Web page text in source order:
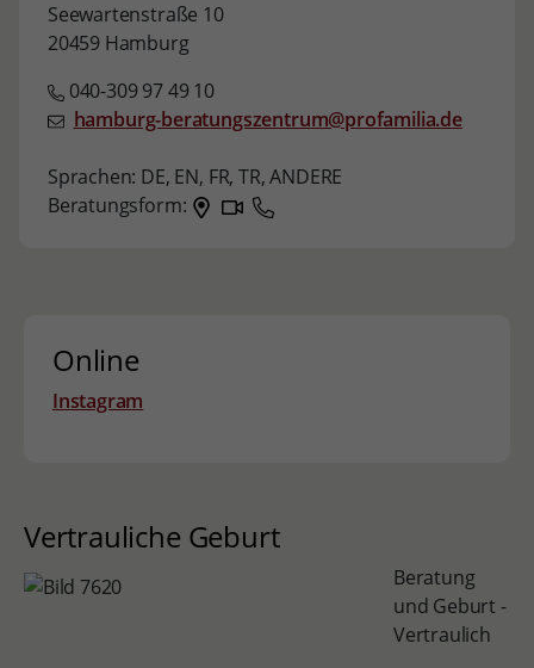
Seewartenstraße 10
20459 Hamburg
040-309 97 49 10
hamburg-beratungszentrum@profamilia.de
Sprachen: DE, EN, FR,TR,ANDERE
Beratungsform:
Online
Instagram
Vertrauliche Geburt
Beratung
und Geburt -
Vertraulich